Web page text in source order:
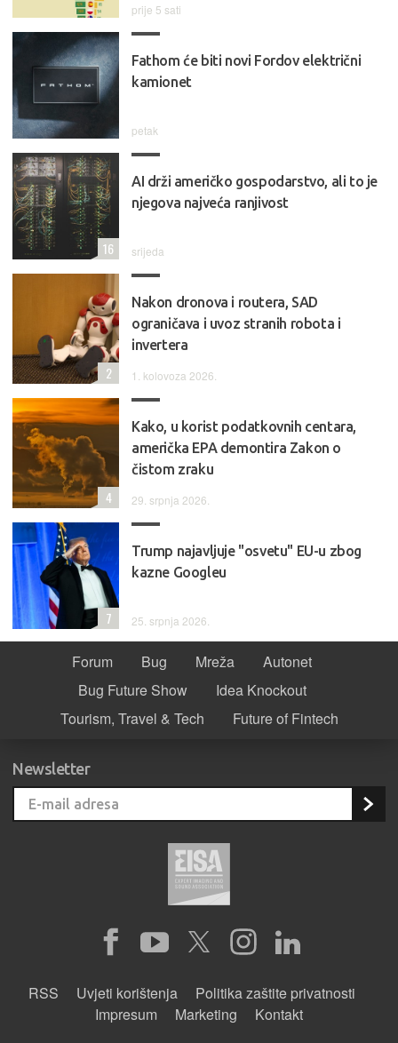
prije 5 sati
Fathom će biti novi Fordov električni
kamionet
petak
AI drži američko gospodarstvo, ali to je
njegova najveća ranjivost
srijeda
16
Nakon dronova i routera, SAD
ograničava i uvoz stranih robota i
invertera
1. kolovoza 2026.
2
Kako, u korist podatkovnih centara,
američka EPA demontira Zakon o
čistom zraku
29. srpnja 2026.
4
Trump najavljuje "osvetu" EU-u zbog
kazne Googleu
25. srpnja 2026.
7
Forum Bug Mreža
Autonet
Bug Future Show
Idea Knockout
Tourism, Travel & Tech
Future of Fintech
Newsletter
RSS Uvjeti korištenja
Politika zaštite privatnosti
Impresum
Marketing Kontakt